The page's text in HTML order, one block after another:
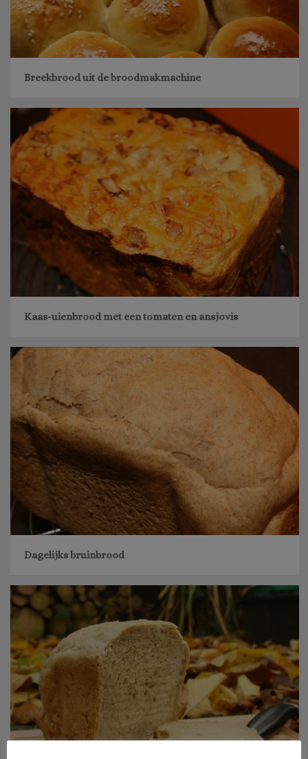
Breekbrood uit de broodmakmachine
Kaas-uienbrood met een tomaten en ansjovis
Dagelijks bruinbrood